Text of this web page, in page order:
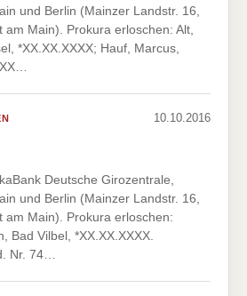
und Berlin (Mainzer Landstr. 16,
am Main). Prokura erloschen: Alt,
*XX.XX.XXXX; Hauf, Marcus,
10.10.2016
Deutsche Girozentrale,
und Berlin (Mainzer Landstr. 16,
am Main). Prokura erloschen:
Bad Vilbel, *XX.XX.XXXX.
Nr. 74…